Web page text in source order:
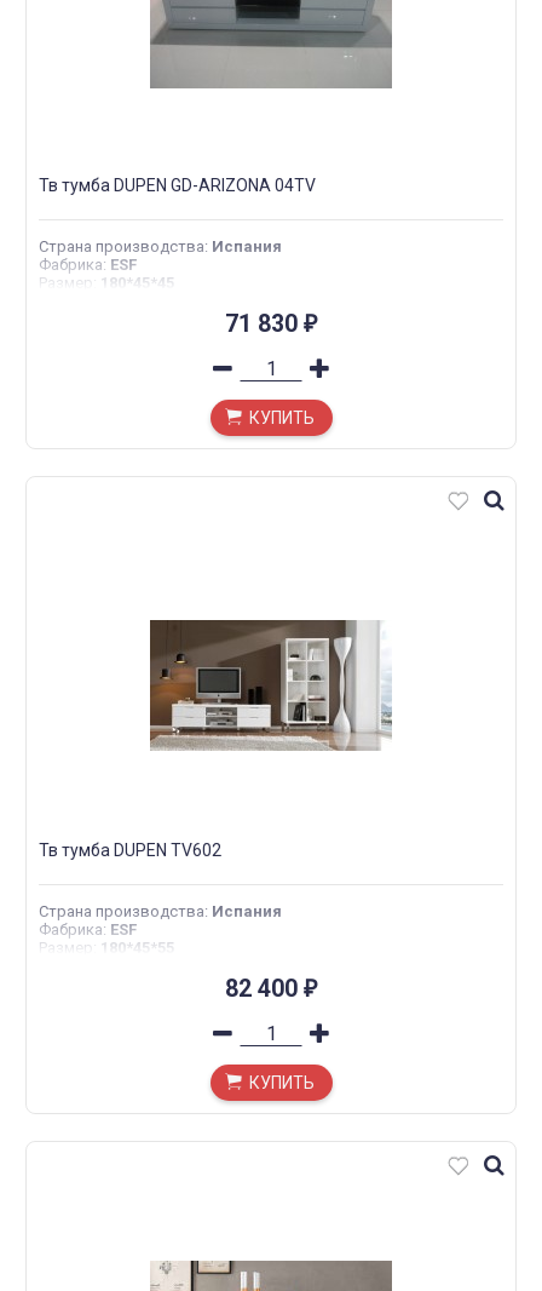
Тв тумба DUPEN GD-ARIZONA 04TV
Страна производства: Испания
Фабрика: ESF
Размер : 180*45*45
71 830 ₽
КУПИТЬ
Тв тумба DUPEN TV602
Страна производства: Испания
Фабрика: ESF
Размер : 180*45*55
82 400 ₽
КУПИТЬ